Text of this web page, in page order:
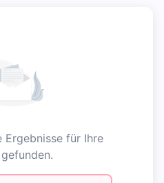
Ergebnisse für Ihre